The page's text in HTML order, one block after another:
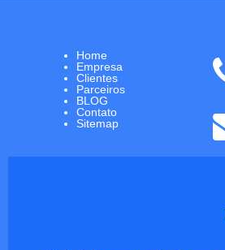
Home
Empresa
Clientes
Parceiros
BLOG
Contato
Sitemap